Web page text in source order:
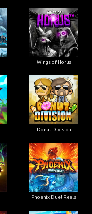
Wings of Horus
Donut Division
Phoenix Duel Reels